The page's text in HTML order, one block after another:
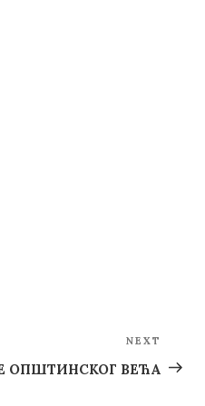
Post
NEXT
ОПШТИНСКОГ ВЕЋА